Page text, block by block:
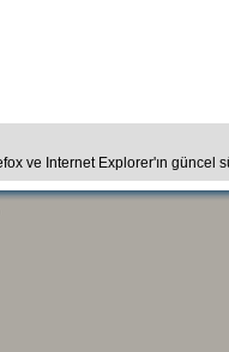
ve Internet Explorer'ın güncel